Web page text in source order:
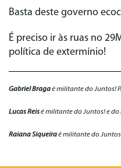
Basta deste governo
É preciso ir às ruas no
política de extermínio!
Gabriel Bragaé militante do Juntos!
Lucas Reisé militante do Juntos! e do
Raiana Siqueiraé militante do